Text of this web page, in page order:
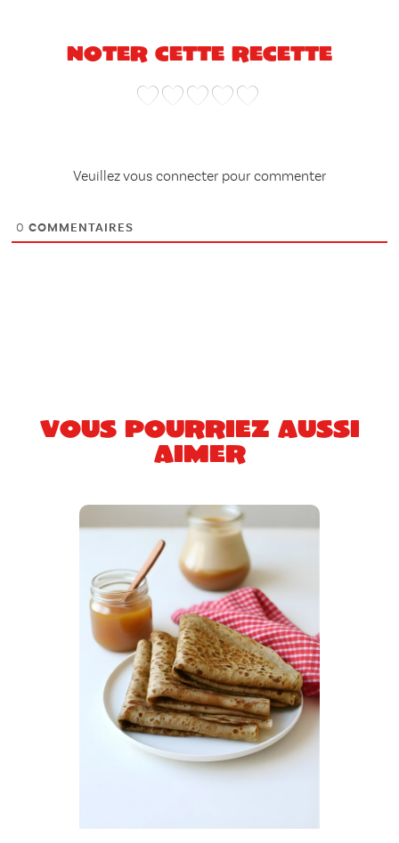
Noter cette recette
Veuillez vous connecter pour commenter
0 COMMENTAIRES
Vous pourriez aussi
aimer